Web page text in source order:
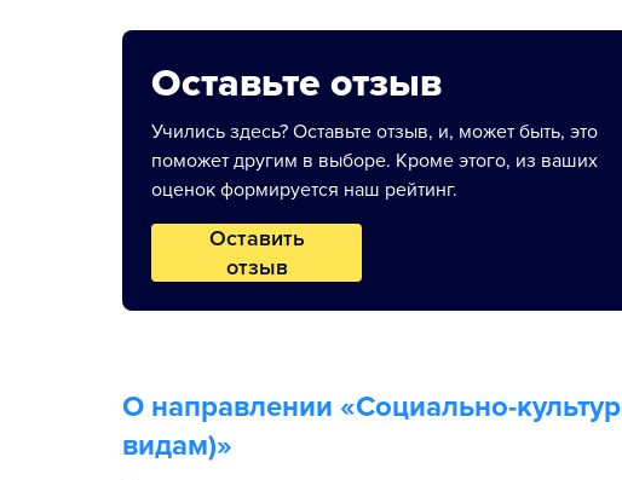
Оставьте отзыв
Учились здесь? Оставьте отзыв, и, может быть, это
поможет другим в выборе. Кроме этого, из ваших
оценок формируется наш рейтинг.
Оставить
отзыв
О направлении «Социально-
видам)»